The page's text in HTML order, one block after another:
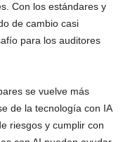
Con los estándares y
de cambio casi
para los auditores
se vuelve más
de la tecnología con IA
riesgos y cumplir con